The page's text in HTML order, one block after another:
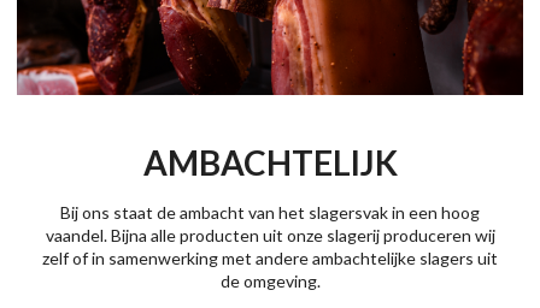
AMBACHTELIJK
Bij ons staat de ambacht van het slagersvak in een hoog
vaandel. Bijna alle producten uit onze slagerij produceren wij
zelf of in samenwerking met andere ambachtelijke slagers uit
de omgeving.